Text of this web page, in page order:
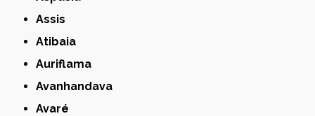
Assis
Atibaia
Auriflama
Avanhandava
Avaré